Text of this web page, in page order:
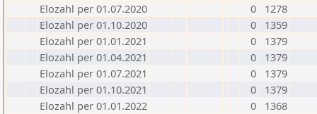
Elozahl per 01.07.2020
0
1278
Elozahl per 01.10.2020
0
1359
Elozahl per 01.01.2021
0
1379
Elozahl per 01.04.2021
0
1379
Elozahl per 01.07.2021
0
1379
Elozahl per 01.10.2021
0
1379
Elozahl per 01.01.2022
0
1368